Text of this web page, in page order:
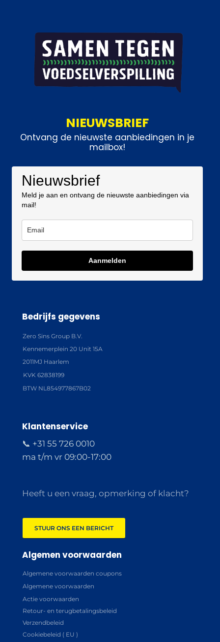
NIEUWSBRIEF
Ontvang de nieuwste aanbiedingen in je
mailbox!
Nieuwsbrief
Meld je aan en ontvang de nieuwste aanbiedingen via
mail!
Aanmelden
Bedrijfs gegevens
Zero Sins Group B.V.
Kennemerplein 20 Unit 15A
2011MJ Haarlem
KVK 62838199
BTW NL854977867B02
Klantenservice
📞 +31 55 726 0010
ma t/m vr 09:00-17:00
Heeft u een vraag, opmerking of klacht?
STUUR ONS EEN BERICHT
Algemen voorwaarden
Algemene voorwaarden coupons
Algemene voorwaarden
Actie voorwaarden
Retour- en terugbetalingsbeleid
Verzendbeleid
Cookiebeleid ( EU )